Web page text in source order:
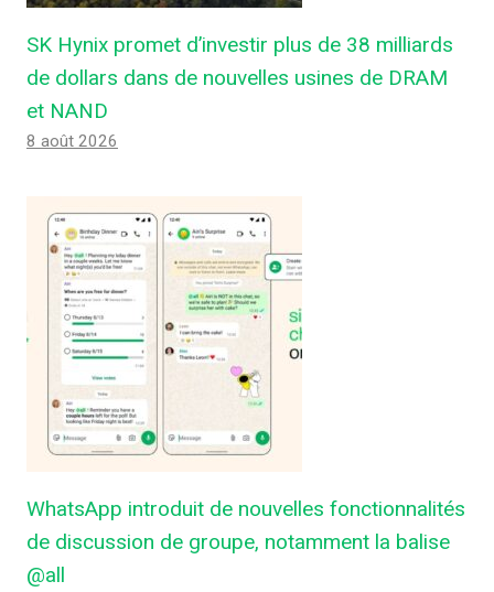
SK Hynix promet d’investir plus de 38 milliards
de dollars dans de nouvelles usines de DRAM
et NAND
8 août 2026
WhatsApp introduit de nouvelles fonctionnalités
de discussion de groupe, notamment la balise
@all